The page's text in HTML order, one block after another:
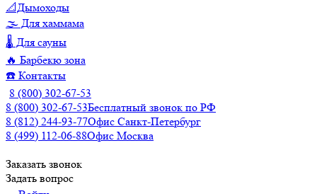
📐Дымоходы
🌫️ Для хаммама
🌡️ Для сауны
🔥 Барбекю зона
☎️ Контакты
8 (800) 302-67-53
8 (800) 302-67-53Бесплатный звонок по РФ
8 (812) 244-93-77Офис Санкт-Петербург
8 (499) 112-06-88Офис Москва
Заказать звонок
Задать вопрос